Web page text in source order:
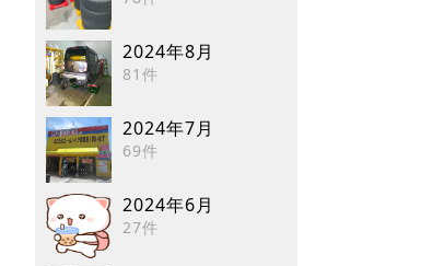
2024年8月
81件
2024年7月
69件
2024年6月
27件